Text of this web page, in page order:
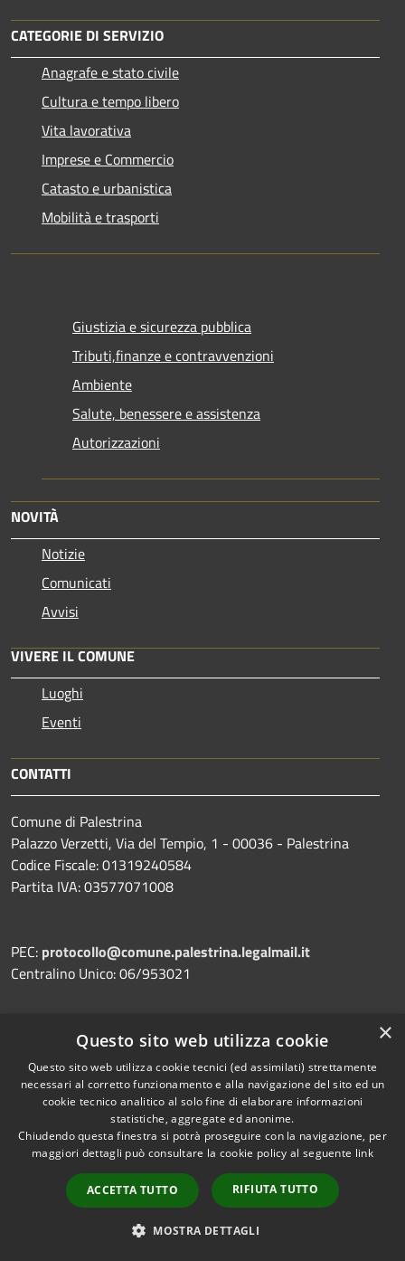
CATEGORIE DI SERVIZIO
Anagrafe e stato civile
Cultura e tempo libero
Vita lavorativa
Imprese e Commercio
Catasto e urbanistica
Mobilità e trasporti
Giustizia e sicurezza pubblica
Tributi,finanze e contravvenzioni
Ambiente
Salute, benessere e assistenza
Autorizzazioni
NOVITÀ
Notizie
Comunicati
Avvisi
VIVERE IL COMUNE
Luoghi
Eventi
CONTATTI
Comune di Palestrina
Palazzo Verzetti, Via del Tempio, 1 - 00036 - Palestrina
Codice Fiscale: 01319240584
Partita IVA: 03577071008
PEC: protocollo@comune.palestrina.legalmail.it
Centralino Unico: 06/953021
Prenotazione appuntamento
Segnalazione disservizio
Leggi le FAQ
Richiesta assistenza
Amministrazione trasparente
×
Questo sito web utilizza cookie
Questo sito web utilizza cookie tecnici (ed assimilati) strettamente
necessari al corretto funzionamento e alla navigazione del sito ed un
cookie tecnico analitico al solo fine di elaborare informazioni
statistiche, aggregate ed anonime.
Chiudendo questa finestra si potrà proseguire con la navigazione, per
maggiori dettagli può consultare la cookie policy al seguente link
ACCETTA TUTTO RIFIUTA TUTTO
MOSTRA DETTAGLI